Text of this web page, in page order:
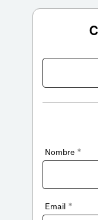
Nombre *
Email *